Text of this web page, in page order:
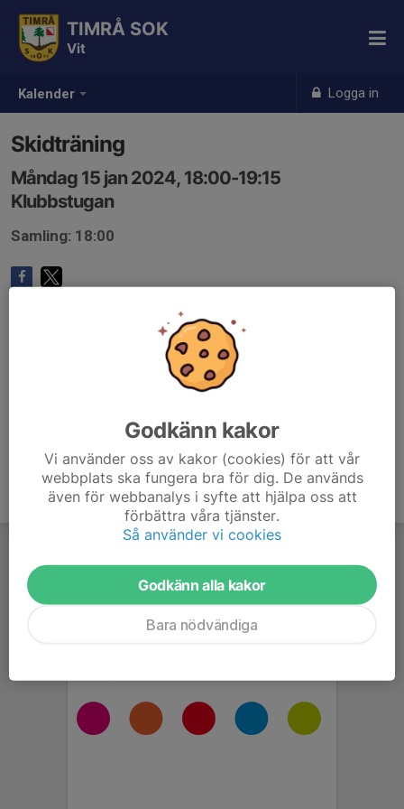
Kalender Logga in
TIMRÅ SOK
Vit
Skidträning
Måndag 15 jan 2024, 18:00-19:15
Klubbstugan
Samling: 18:00
Godkänn kakor
Vi använder oss av kakor (cookies) för att vår
webbplats ska fungera bra för dig. De används
även för webbanalys i syfte att hjälpa oss att
förbättra våra tjänster.
Så använder vi cookies
Godkänn alla kakor
Bara nödvändiga